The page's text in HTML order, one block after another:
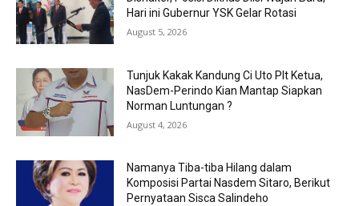
Hari ini Gubernur YSK Gelar Rotasi
August 5, 2026
Tunjuk Kakak Kandung Ci Uto Plt Ketua,
NasDem-Perindo Kian Mantap Siapkan
Norman Luntungan ?
August 4, 2026
Namanya Tiba-tiba Hilang dalam
Komposisi Partai Nasdem Sitaro, Berikut
Pernyataan Sisca Salindeho